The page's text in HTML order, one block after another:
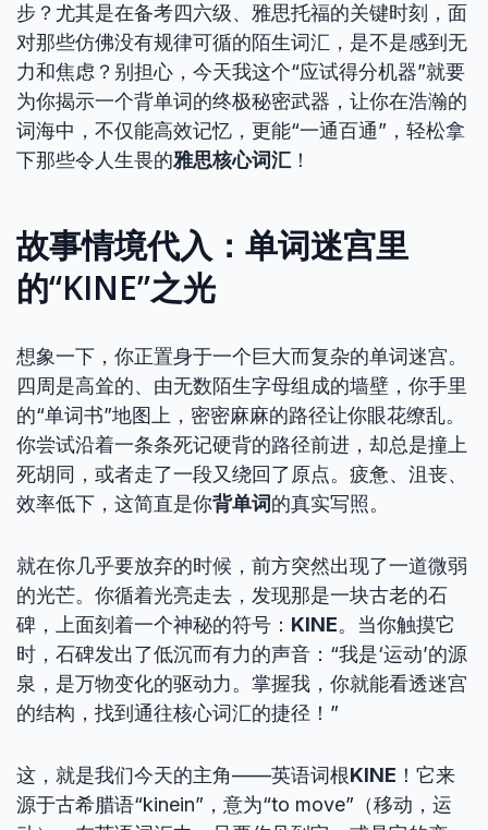
步？尤其是在备考四六级、雅思托福的关键时刻，面
对那些仿佛没有规律可循的陌生词汇，是不是感到无
力和焦虑？别担心，今天我这个“应试得分机器”就要
为你揭示一个背单词的终极秘密武器，让你在浩瀚的
词海中，不仅能高效记忆，更能“一通百通”，轻松拿
下那些令人生畏的雅思核心词汇 ！
故事情境代入：单词迷宫里
的“KINE”之光
想象一下，你正置身于一个巨大而复杂的单词迷宫。
四周是高耸的、由无数陌生字母组成的墙壁，你手里
的“单词书”地图上，密密麻麻的路径让你眼花缭乱。
你尝试沿着一条条死记硬背的路径前进，却总是撞上
死胡同，或者走了一段又绕回了原点。疲惫、沮丧、
效率低下，这简直是你背单词的真实写照。
就在你几乎要放弃的时候，前方突然出现了一道微弱
的光芒。你循着光亮走去，发现那是一块古老的石
碑，上面刻着一个神秘的符号： KINE。当你触摸它
时，石碑发出了低沉而有力的声音：“我是‘运动’的源
泉，是万物变化的驱动力。掌握我，你就能看透迷宫
的结构，找到通往核心词汇的捷径！”
这，就是我们今天的主角——英语词根KINE ！它来
源于古希腊语“kinein”，意为“to move”（移动，运